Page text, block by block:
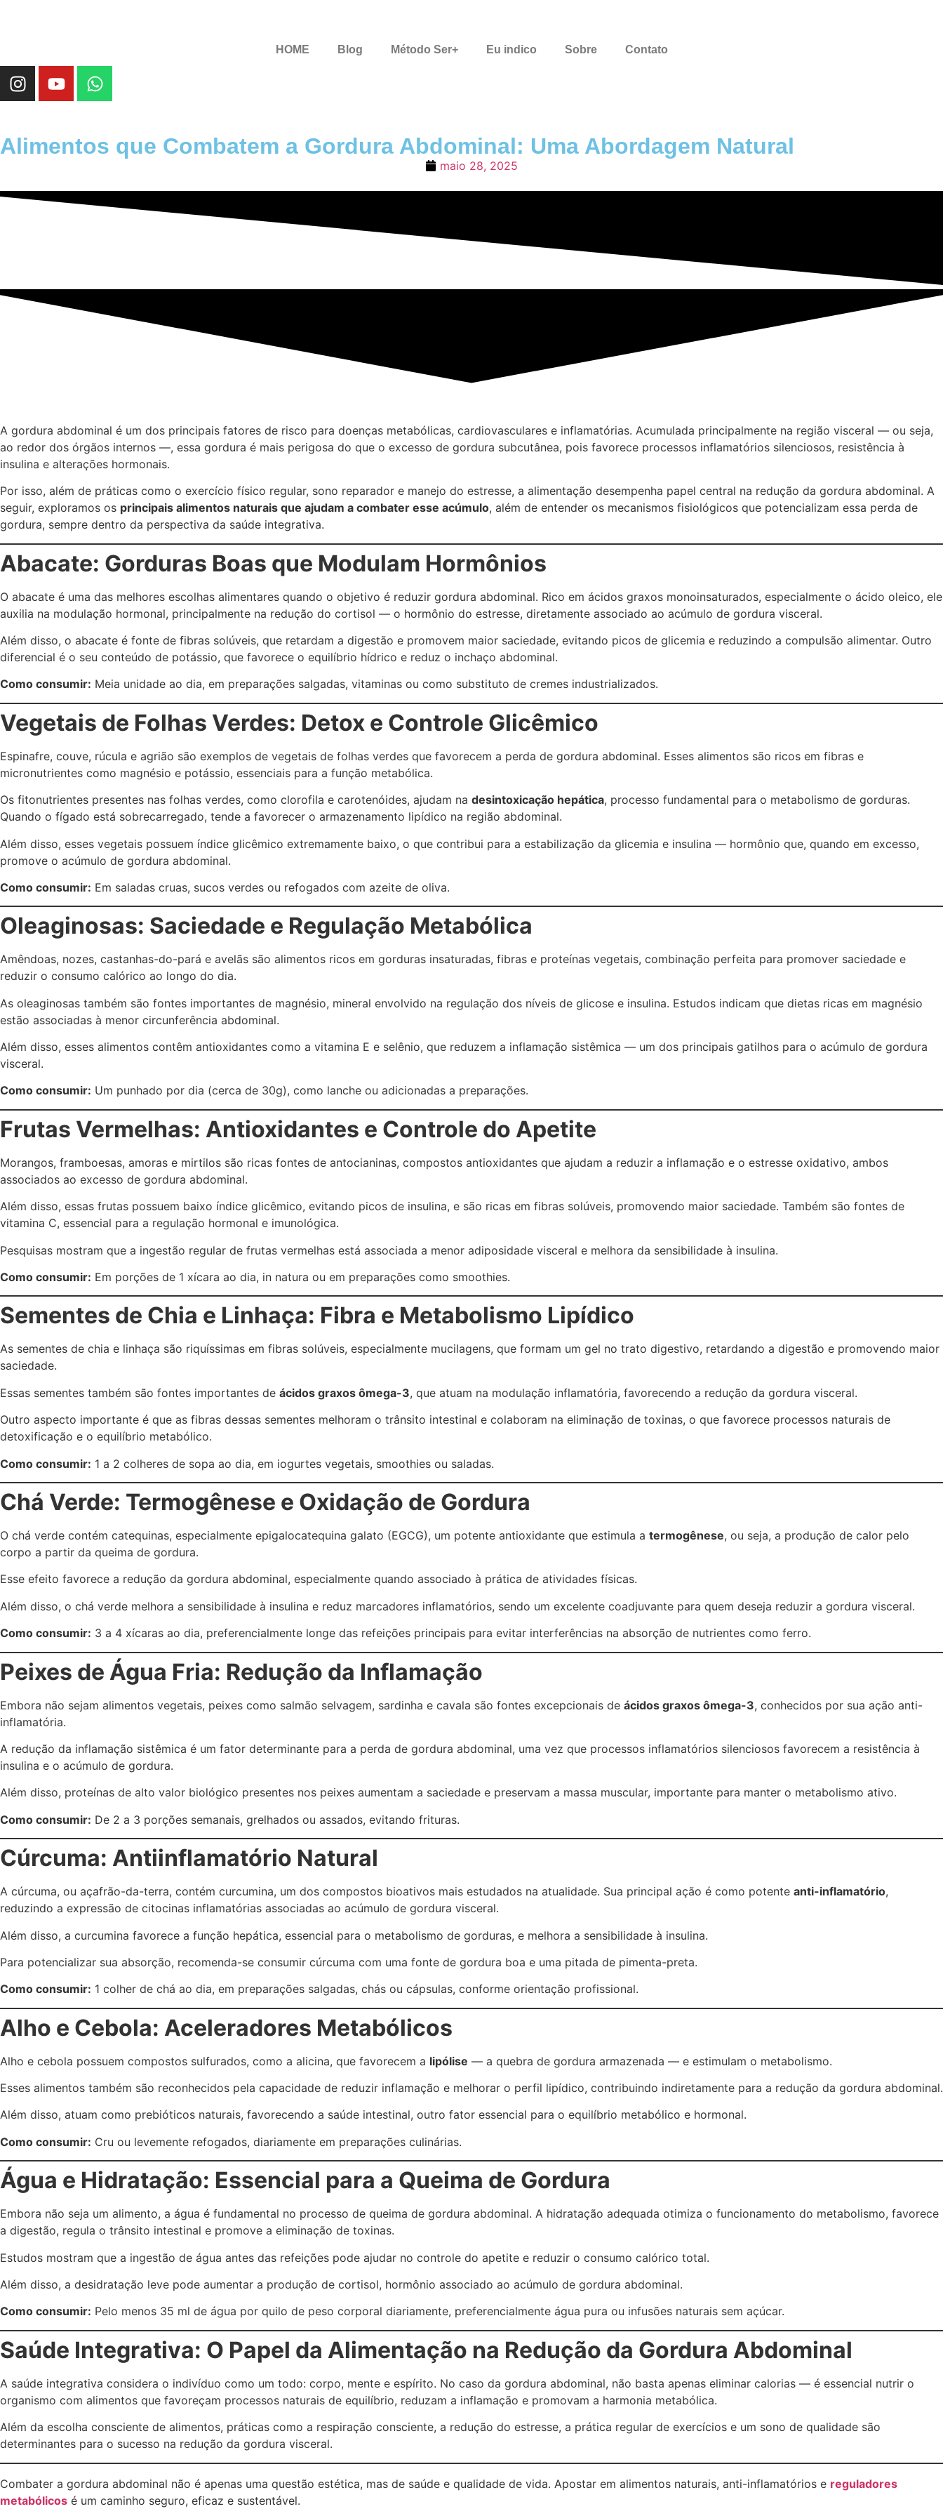
HOME Blog Método Ser+ Eu indico Sobre Contato
Alimentos que Combatem a Gordura Abdominal: Uma Abordagem Natural
maio 28, 2025
A gordura abdominal é um dos principais fatores de risco para doenças metabólicas, cardiovasculares e inflamatórias. Acumulada principalmente na região visceral — ou seja,
ao redor dos órgãos internos —, essa gordura é mais perigosa do que o excesso de gordura subcutânea, pois favorece processos inflamatórios silenciosos, resistência à
insulina e alterações hormonais.
Por isso, além de práticas como o exercício físico regular, sono reparador e manejo do estresse, a alimentação desempenha papel central na redução da gordura abdominal. A
seguir, exploramos os principais alimentos naturais que ajudam a combater esse acúmulo, além de entender os mecanismos fisiológicos que potencializam essa perda de
gordura, sempre dentro da perspectiva da saúde integrativa.
Abacate: Gorduras Boas que Modulam Hormônios
O abacate é uma das melhores escolhas alimentares quando o objetivo é reduzir gordura abdominal. Rico em ácidos graxos monoinsaturados, especialmente o ácido oleico, ele
auxilia na modulação hormonal, principalmente na redução do cortisol — o hormônio do estresse, diretamente associado ao acúmulo de gordura visceral.
Além disso, o abacate é fonte de fibras solúveis, que retardam a digestão e promovem maior saciedade, evitando picos de glicemia e reduzindo a compulsão alimentar. Outro
diferencial é o seu conteúdo de potássio, que favorece o equilíbrio hídrico e reduz o inchaço abdominal.
Como consumir: Meia unidade ao dia, em preparações salgadas, vitaminas ou como substituto de cremes industrializados.
Vegetais de Folhas Verdes: Detox e Controle Glicêmico
Espinafre, couve, rúcula e agrião são exemplos de vegetais de folhas verdes que favorecem a perda de gordura abdominal. Esses alimentos são ricos em fibras e
micronutrientes como magnésio e potássio, essenciais para a função metabólica.
Os fitonutrientes presentes nas folhas verdes, como clorofila e carotenóides, ajudam na desintoxicação hepática, processo fundamental para o metabolismo de gorduras.
Quando o fígado está sobrecarregado, tende a favorecer o armazenamento lipídico na região abdominal.
Além disso, esses vegetais possuem índice glicêmico extremamente baixo, o que contribui para a estabilização da glicemia e insulina — hormônio que, quando em excesso,
promove o acúmulo de gordura abdominal.
Como consumir: Em saladas cruas, sucos verdes ou refogados com azeite de oliva.
Oleaginosas: Saciedade e Regulação Metabólica
Amêndoas, nozes, castanhas-do-pará e avelãs são alimentos ricos em gorduras insaturadas, fibras e proteínas vegetais, combinação perfeita para promover saciedade e
reduzir o consumo calórico ao longo do dia.
As oleaginosas também são fontes importantes de magnésio, mineral envolvido na regulação dos níveis de glicose e insulina. Estudos indicam que dietas ricas em magnésio
estão associadas à menor circunferência abdominal.
Além disso, esses alimentos contêm antioxidantes como a vitamina E e selênio, que reduzem a inflamação sistêmica — um dos principais gatilhos para o acúmulo de gordura
visceral.
Como consumir: Um punhado por dia (cerca de 30g), como lanche ou adicionadas a preparações.
Frutas Vermelhas: Antioxidantes e Controle do Apetite
Morangos, framboesas, amoras e mirtilos são ricas fontes de antocianinas, compostos antioxidantes que ajudam a reduzir a inflamação e o estresse oxidativo, ambos
associados ao excesso de gordura abdominal.
Além disso, essas frutas possuem baixo índice glicêmico, evitando picos de insulina, e são ricas em fibras solúveis, promovendo maior saciedade. Também são fontes de
vitamina C, essencial para a regulação hormonal e imunológica.
Pesquisas mostram que a ingestão regular de frutas vermelhas está associada a menor adiposidade visceral e melhora da sensibilidade à insulina.
Como consumir: Em porções de 1 xícara ao dia, in natura ou em preparações como smoothies.
Sementes de Chia e Linhaça: Fibra e Metabolismo Lipídico
As sementes de chia e linhaça são riquíssimas em fibras solúveis, especialmente mucilagens, que formam um gel no trato digestivo, retardando a digestão e promovendo maior
saciedade.
Essas sementes também são fontes importantes de ácidos graxos ômega-3, que atuam na modulação inflamatória, favorecendo a redução da gordura visceral.
Outro aspecto importante é que as fibras dessas sementes melhoram o trânsito intestinal e colaboram na eliminação de toxinas, o que favorece processos naturais de
detoxificação e o equilíbrio metabólico.
Como consumir: 1 a 2 colheres de sopa ao dia, em iogurtes vegetais, smoothies ou saladas.
Chá Verde: Termogênese e Oxidação de Gordura
O chá verde contém catequinas, especialmente epigalocatequina galato (EGCG), um potente antioxidante que estimula a termogênese, ou seja, a produção de calor pelo
corpo a partir da queima de gordura.
Esse efeito favorece a redução da gordura abdominal, especialmente quando associado à prática de atividades físicas.
Além disso, o chá verde melhora a sensibilidade à insulina e reduz marcadores inflamatórios, sendo um excelente coadjuvante para quem deseja reduzir a gordura visceral.
Como consumir: 3 a 4 xícaras ao dia, preferencialmente longe das refeições principais para evitar interferências na absorção de nutrientes como ferro.
Peixes de Água Fria: Redução da Inflamação
Embora não sejam alimentos vegetais, peixes como salmão selvagem, sardinha e cavala são fontes excepcionais de ácidos graxos ômega-3, conhecidos por sua ação anti-
inflamatória.
A redução da inflamação sistêmica é um fator determinante para a perda de gordura abdominal, uma vez que processos inflamatórios silenciosos favorecem a resistência à
insulina e o acúmulo de gordura.
Além disso, proteínas de alto valor biológico presentes nos peixes aumentam a saciedade e preservam a massa muscular, importante para manter o metabolismo ativo.
Como consumir: De 2 a 3 porções semanais, grelhados ou assados, evitando frituras.
Cúrcuma: Antiinflamatório Natural
A cúrcuma, ou açafrão-da-terra, contém curcumina, um dos compostos bioativos mais estudados na atualidade. Sua principal ação é como potente anti-inflamatório,
reduzindo a expressão de citocinas inflamatórias associadas ao acúmulo de gordura visceral.
Além disso, a curcumina favorece a função hepática, essencial para o metabolismo de gorduras, e melhora a sensibilidade à insulina.
Para potencializar sua absorção, recomenda-se consumir cúrcuma com uma fonte de gordura boa e uma pitada de pimenta-preta.
Como consumir: 1 colher de chá ao dia, em preparações salgadas, chás ou cápsulas, conforme orientação profissional.
Alho e Cebola: Aceleradores Metabólicos
Alho e cebola possuem compostos sulfurados, como a alicina, que favorecem a lipólise — a quebra de gordura armazenada — e estimulam o metabolismo.
Esses alimentos também são reconhecidos pela capacidade de reduzir inflamação e melhorar o perfil lipídico, contribuindo indiretamente para a redução da gordura abdominal.
Além disso, atuam como prebióticos naturais, favorecendo a saúde intestinal, outro fator essencial para o equilíbrio metabólico e hormonal.
Como consumir: Cru ou levemente refogados, diariamente em preparações culinárias.
Água e Hidratação: Essencial para a Queima de Gordura
Embora não seja um alimento, a água é fundamental no processo de queima de gordura abdominal. A hidratação adequada otimiza o funcionamento do metabolismo, favorece
a digestão, regula o trânsito intestinal e promove a eliminação de toxinas.
Estudos mostram que a ingestão de água antes das refeições pode ajudar no controle do apetite e reduzir o consumo calórico total.
Além disso, a desidratação leve pode aumentar a produção de cortisol, hormônio associado ao acúmulo de gordura abdominal.
Como consumir: Pelo menos 35 ml de água por quilo de peso corporal diariamente, preferencialmente água pura ou infusões naturais sem açúcar.
Saúde Integrativa: O Papel da Alimentação na Redução da Gordura Abdominal
A saúde integrativa considera o indivíduo como um todo: corpo, mente e espírito. No caso da gordura abdominal, não basta apenas eliminar calorias — é essencial nutrir o
organismo com alimentos que favoreçam processos naturais de equilíbrio, reduzam a inflamação e promovam a harmonia metabólica.
Além da escolha consciente de alimentos, práticas como a respiração consciente, a redução do estresse, a prática regular de exercícios e um sono de qualidade são
determinantes para o sucesso na redução da gordura visceral.
Combater a gordura abdominal não é apenas uma questão estética, mas de saúde e qualidade de vida. Apostar em alimentos naturais, anti-inflamatórios e reguladores
metabólicos é um caminho seguro, eficaz e sustentável.